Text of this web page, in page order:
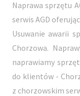
Naprawa sprzętu
serwis AGD
Usuwanie awarii
Chorzowa.
naprawiamy
do klientów -
z chorzowskim